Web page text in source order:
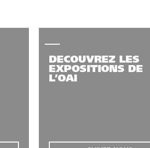
DECOUVREZ LES
EXPOSITIONS DE
L’OAI